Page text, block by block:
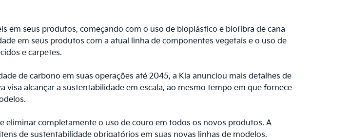
em seus produtos, começando com o uso de bioplástico e biofibra de cana
em seus produtos com a atual linha de componentes vegetais e o uso de
e carpetes.
de carbono em suas operações até 2045, a Kia anunciou mais detalhes de
alcançar a sustentabilidade em escala, ao mesmo tempo em que fornece
completamente o uso de couro em todos os novos produtos. A
de sustentabilidade obrigatórios em suas novas linhas de modelos,